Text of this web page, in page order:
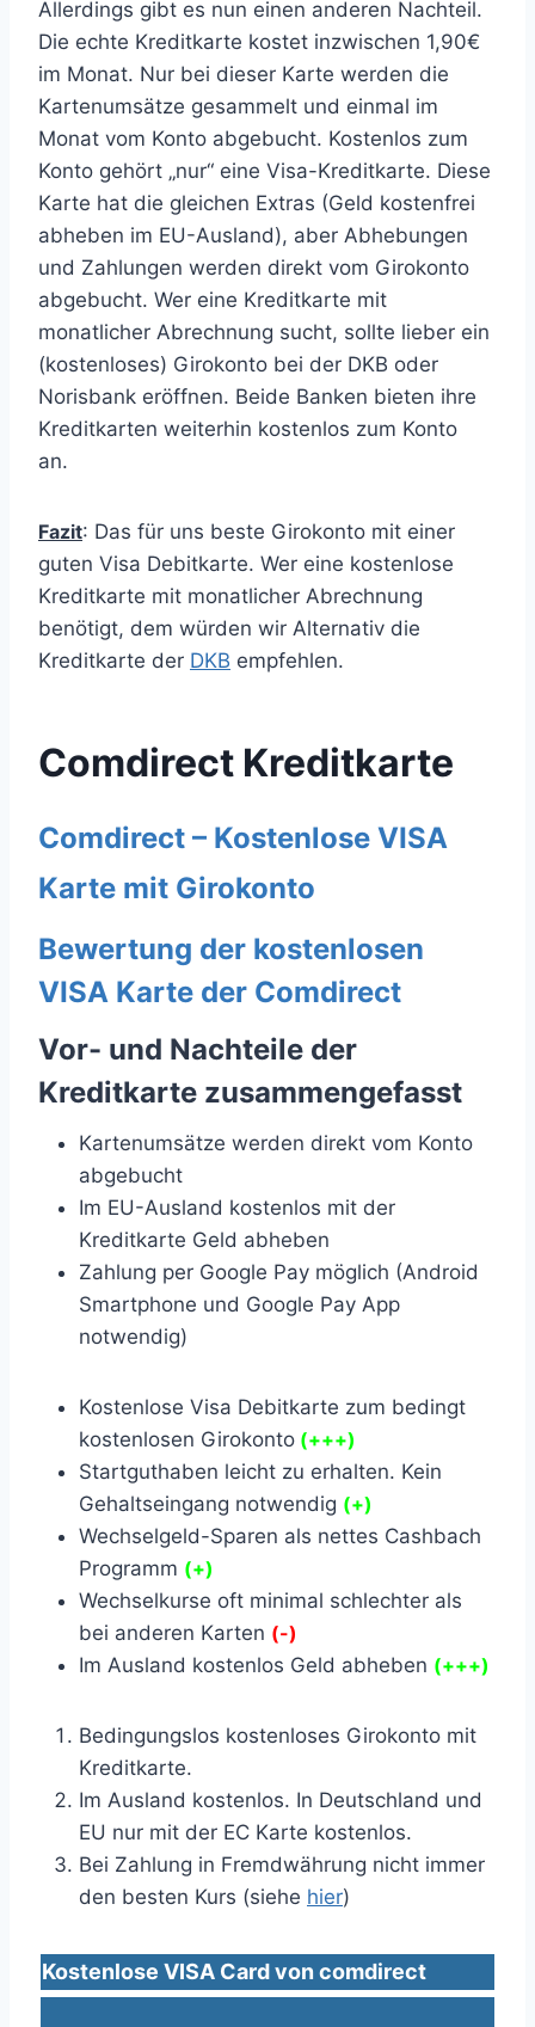
Allerdings gibt es nun einen anderen Nachteil.
Die echte Kreditkarte kostet inzwischen 1,90€
im Monat. Nur bei dieser Karte werden die
Kartenumsätze gesammelt und einmal im
Monat vom Konto abgebucht. Kostenlos zum
Konto gehört „nur“ eine Visa-Kreditkarte. Diese
Karte hat die gleichen Extras (Geld kostenfrei
abheben im EU-Ausland), aber Abhebungen
und Zahlungen werden direkt vom Girokonto
abgebucht. Wer eine Kreditkarte mit
monatlicher Abrechnung sucht, sollte lieber ein
(kostenloses) Girokonto bei der DKB oder
Norisbank eröffnen. Beide Banken bieten ihre
Kreditkarten weiterhin kostenlos zum Konto
an.
Fazit: Das für uns beste Girokonto mit einer
guten Visa Debitkarte. Wer eine kostenlose
Kreditkarte mit monatlicher Abrechnung
benötigt, dem würden wir Alternativ die
Kreditkarte der DKB empfehlen.
Comdirect Kreditkarte
Comdirect – Kostenlose VISA
Karte mit Girokonto
Bewertung der kostenlosen
VISA Karte der Comdirect
Vor- und Nachteile der
Kreditkarte zusammengefasst
Kartenumsätze werden direkt vom Konto
abgebucht
Im EU-Ausland kostenlos mit der
Kreditkarte Geld abheben
Zahlung per Google Pay möglich (Android
Smartphone und Google Pay App
notwendig)
Kostenlose Visa Debitkarte zum bedingt
kostenlosen Girokonto (+++)
Startguthaben leicht zu erhalten. Kein
Gehaltseingang notwendig (+)
Wechselgeld-Sparen als nettes Cashbach
Programm (+)
Wechselkurse oft minimal schlechter als
bei anderen Karten (-)
Im Ausland kostenlos Geld abheben (+++)
Bedingungslos kostenloses Girokonto mit
Kreditkarte.
Im Ausland kostenlos. In Deutschland und
EU nur mit der EC Karte kostenlos.
Bei Zahlung in Fremdwährung nicht immer
den besten Kurs (siehe hier)
Kostenlose VISA Card von comdirect